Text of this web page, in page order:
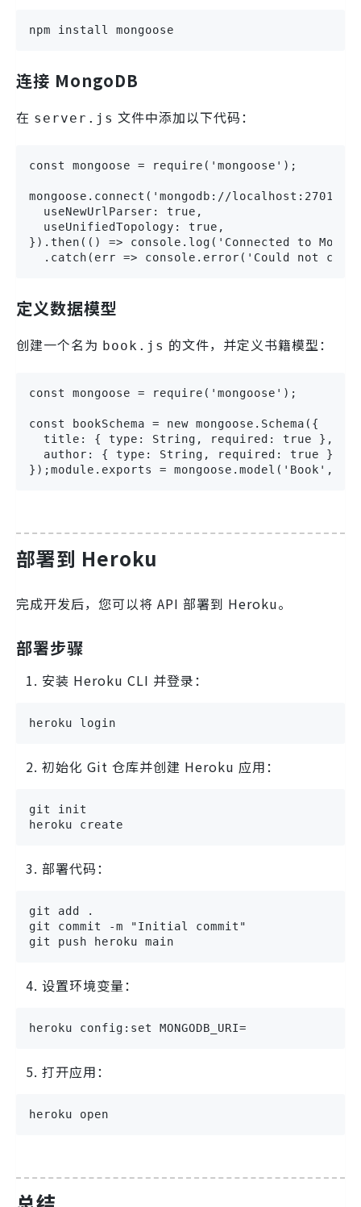
npm install mongoose
连接 MongoDB
在 server.js 文件中添加以下代码：
const mongoose = require('mongoose');
mongoose.connect('mongodb://
  useNewUrlParser: true,
  useUnifiedTopology: true,
}).then(() => console.log('Connected to
.catch(err => console.error('Could not
定义数据模型
创建一个名为 book.js 的文件，并定义书籍模型：
const mongoose = require('mongoose');
const bookSchema = new mongoose.Schema({
  title: { type: String, required: true },
  author: { type: String, required: true },
});module.exports = mongoose.model('Book',
部署到 Heroku
完成开发后，您可以将 API 部署到 Heroku。
部署步骤
安装 Heroku CLI 并登录：
heroku login
初始化 Git 仓库并创建 Heroku 应用：
git init
heroku create
部署代码：
git add .
git commit -m "Initial commit"
git push heroku main
设置环境变量：
heroku config:set MONGODB_URI=
打开应用：
heroku open